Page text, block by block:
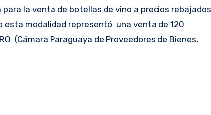
la venta de botellas de vino a precios rebajados
esta modalidad representó una venta de 120
(Cámara Paraguaya de Proveedores de Bienes,